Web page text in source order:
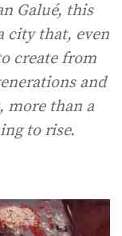
Galué, this
city that, even
create from
and
more than a
to rise.